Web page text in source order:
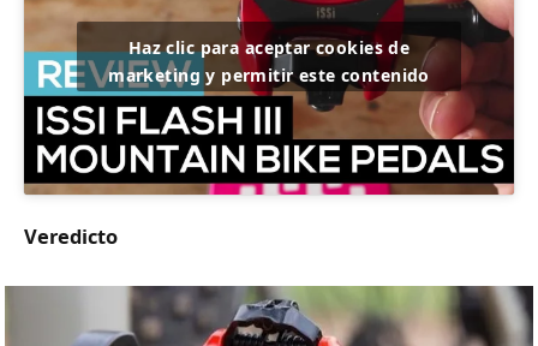
Haz clic para aceptar cookies de
marketing y permitir este contenido
Veredicto